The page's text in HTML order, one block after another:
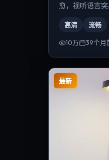
愈，视听语言
高清 流畅
10万 39个月
最新